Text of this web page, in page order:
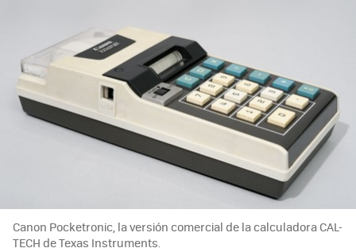
Canon Pocketronic, la versión comercial de la calculadora CAL-
TECH de Texas Instruments.